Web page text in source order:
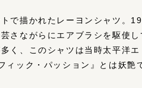
で描かれたレーヨンシャツ。
さながらにエアブラシを駆使
く、このシャツは当時太平洋
ック・パッション』とは妖艶